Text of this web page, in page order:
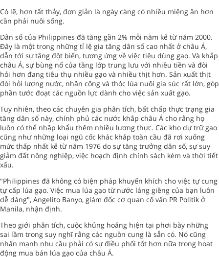
Có lẽ, hơn tất thảy, đơn giản là ngày càng có nhiều miệng ăn hơn
cần phải nuôi sống.
Dân số của Philippines đã tăng gần 2% mỗi năm kể từ năm 2000.
Đây là một trong những tỉ lệ gia tăng dân số cao nhất ở châu Á,
dẫn tới sự tăng đột biến, tương ứng về việc tiêu dùng gạo. Và khắp
châu Á, sự bùng nổ của tầng lớp trung lưu với nhiều tiền và đòi
hỏi hơn đang tiêu thụ nhiều gạo và nhiều thịt hơn. Sản xuất thịt
đòi hỏi lượng nước, nhân công và thóc lúa nuôi gia súc rất lớn, góp
phần tước đoạt các nguồn lực dành cho việc sản xuất gạo.
Tuy nhiên, theo các chuyên gia phân tích, bất chấp thực trạng gia
tăng dân số này, chính phủ các nước khắp châu Á cho rằng họ
luôn có thể nhập khẩu thêm nhiều lương thực. Các kho dự trữ gạo
cũng như những loại ngũ cốc khác khắp toàn cầu đã rơi xuống
mức thấp nhất kể từ năm 1976 do sự tăng trưởng dân số, sự suy
giảm đất nông nghiệp, việc hoạch định chính sách kém và thời tiết
xấu.
"Philippines đã không có biện pháp khuyến khích cho việc tự cung
tự cấp lúa gạo. Việc mua lúa gạo từ nước láng giềng của bạn luôn
dễ dàng", Angelito Banyo, giám đốc cơ quan cố vấn PR Politik ở
Manila, nhận định.
Theo giới phân tích, cuộc khủng hoảng hiện tại phơi bày những
sai lầm trong suy nghĩ rằng các nguồn cung là sẵn có. Nó cũng
nhấn mạnh nhu cầu phải có sự điều phối tốt hơn nữa trong hoạt
động mua bán lúa gạo của châu Á.